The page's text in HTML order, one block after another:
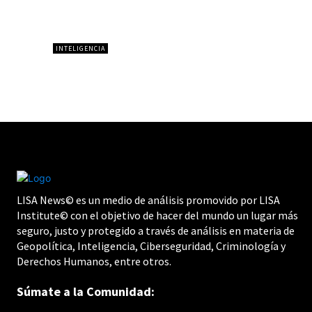
INTELIGENCIA
LISA News© es un medio de análisis promovido por LISA
Institute© con el objetivo de hacer del mundo un lugar más
seguro, justo y protegido a través de análisis en materia de
Geopolítica, Inteligencia, Ciberseguridad, Criminología y
Derechos Humanos, entre otros.
Súmate a la Comunidad: